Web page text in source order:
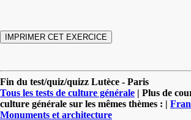
Fin du test/quiz/quizz Lutèce - Paris
Tous les tests de culture générale | Plus de
culture générale sur les mêmes thèmes : |
Monuments et architecture